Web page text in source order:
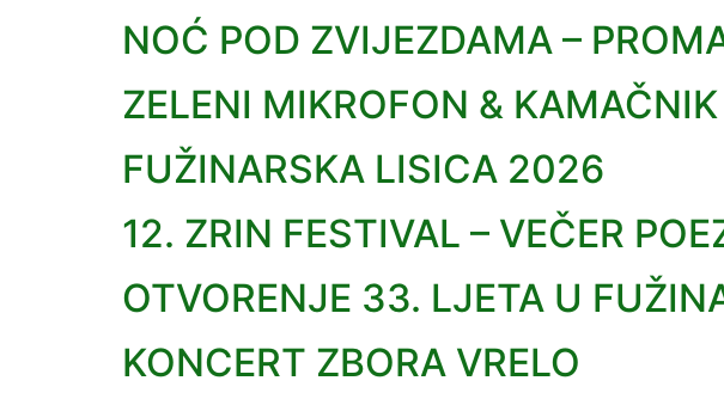
NOĆ POD ZVIJEZDAMA –
ZELENI MIKROFON &
FUŽINARSKA LISICA 2026
12. ZRIN FESTIVAL – VEČER
OTVORENJE 33. LJETA U
KONCERT ZBORA VRELO